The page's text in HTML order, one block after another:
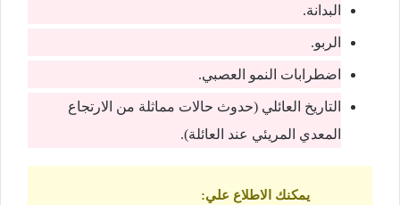
البدانة.
الربو.
اضطرابات النمو العصبي.
التاريخ العائلي (حدوث حالات مماثلة من الارتجاع
المعدي المريئي عند العائلة).
يمكنك الاطلاع علي: